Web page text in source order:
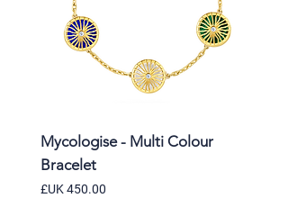
Mycologise - Multi Colour
Bracelet
السعر